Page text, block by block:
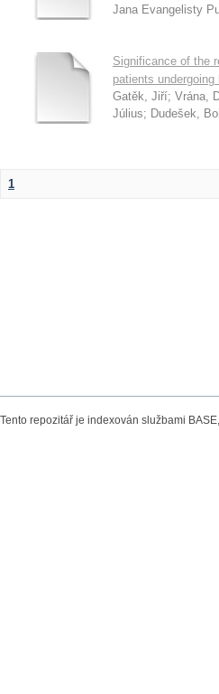
Jana Evangelisty
Significance of the
patients
Gatěk, Jiří; Vrána,
Július; Dudešek,
1
Tento repozitář je indexován službami